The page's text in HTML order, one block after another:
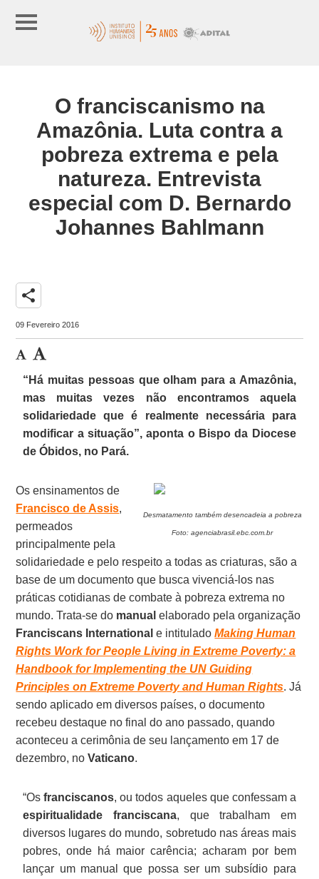
O franciscanismo na
Amazônia. Luta contra a
pobreza extrema e pela
natureza. Entrevista
especial com D. Bernardo
Johannes Bahlmann
share
09 Fevereiro 2016
“Há muitas pessoas que olham para a Amazônia,
mas muitas vezes não encontramos aquela
solidariedade que é realmente necessária para
modificar a situação”, aponta o Bispo da Diocese
de Óbidos, no Pará.
Desmatamento também desencadeia a pobreza
Foto: agenciabrasil.ebc.com.br
Os ensinamentos de
Francisco de Assis,
permeados
principalmente pela
solidariedade e pelo respeito a todas as criaturas, são a
base de um documento que busca vivenciá-los nas
práticas cotidianas de combate à pobreza extrema no
mundo. Trata-se do manual elaborado pela organização
Franciscans International e intituladoMaking Human
Rights Work for People Living in Extreme Poverty: a
Handbook for Implementing the UN Guiding
Principles on Extreme Poverty and Human Rights. Já
sendo aplicado em diversos países, o documento
recebeu destaque no final do ano passado, quando
aconteceu a cerimônia de seu lançamento em 17 de
dezembro, noVaticano.
“Osfranciscanos, ou todos aqueles que confessam a
espiritualidade franciscana, que trabalham em
diversos lugares do mundo, sobretudo nas áreas mais
pobres, onde há maior carência; acharam por bem
lançar um manual que possa ser um subsídio para